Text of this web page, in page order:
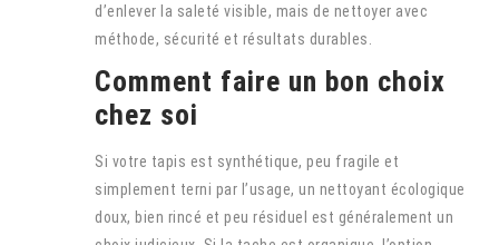
d’enlever la saleté visible, mais de nettoyer avec
méthode, sécurité et résultats durables.
Comment faire un bon choix
chez soi
Si votre tapis est synthétique, peu fragile et
simplement terni par l’usage, un nettoyant écologique
doux, bien rincé et peu résiduel est généralement un